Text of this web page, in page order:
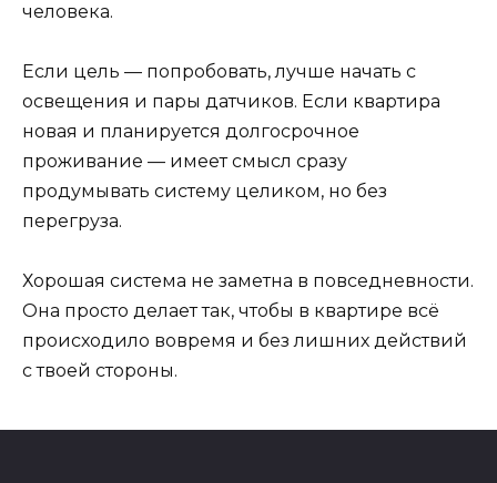
человека.
Если цель — попробовать, лучше начать с
освещения и пары датчиков. Если квартира
новая и планируется долгосрочное
проживание — имеет смысл сразу
продумывать систему целиком, но без
перегруза.
Хорошая система не заметна в повседневности.
Она просто делает так, чтобы в квартире всё
происходило вовремя и без лишних действий
с твоей стороны.